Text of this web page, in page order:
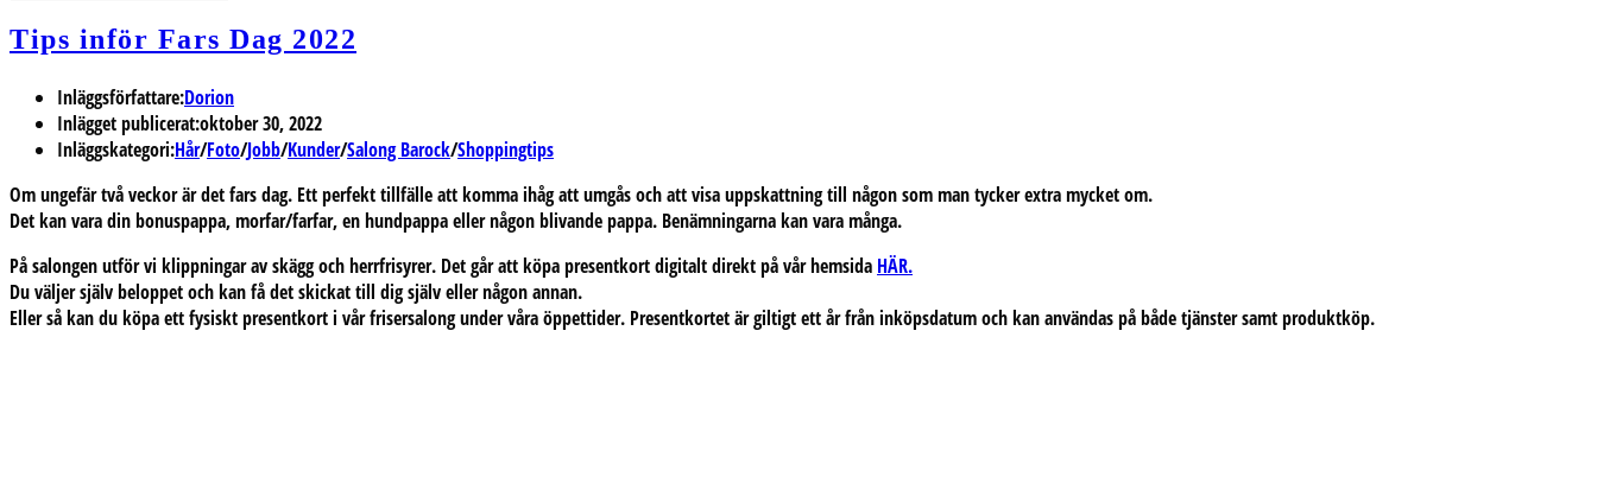
Tips inför Fars Dag 2022
Inläggsförfattare:Dorion
Inlägget publicerat:oktober 30, 2022
Inläggskategori:Hår/Foto/Jobb/Kunder/Salong Barock/Shoppingtips
Om ungefär två veckor är det fars dag. Ett perfekt tillfälle att komma ihåg att umgås och att visa uppskattning till någon som man tycker extra mycket om.
Det kan vara din bonuspappa, morfar/farfar, en hundpappa eller någon blivande pappa. Benämningarna kan vara många.
På salongen utför vi klippningar av skägg och herrfrisyrer. Det går att köpa presentkort digitalt direkt på vår hemsida HÄR.
Du väljer själv beloppet och kan få det skickat till dig själv eller någon annan.
Eller så kan du köpa ett fysiskt presentkort i vår frisersalong under våra öppettider. Presentkortet är giltigt ett år från inköpsdatum och kan användas på både tjänster samt produktköp.